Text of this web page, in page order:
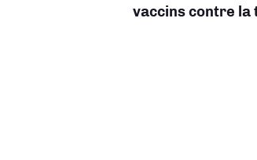
vaccins contre la